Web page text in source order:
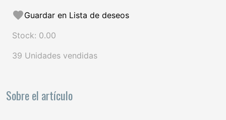
favoriteGuardar en Lista de deseos
Stock: 0.00
39 Unidades vendidas
Sobre el artículo